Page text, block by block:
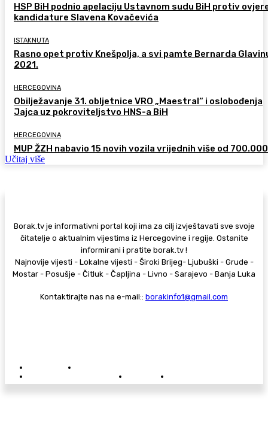
HSP BiH podnio apelaciju Ustavnom sudu BiH protiv
kandidature Slavena Kovačevića
ISTAKNUTA
Rasno opet protiv Knešpolja, a svi pamte Bernarda
2021.
HERCEGOVINA
Obilježavanje 31. obljetnice VRO „Maestral“ i oslobođenja
Jajca uz pokroviteljstvo HNS-a BiH
HERCEGOVINA
MUP ŽZH nabavio 15 novih vozila vrijednih više od 700.000
Učitaj više
Borak.tv je informativni portal koji ima za cilj izvještavati sve svoje
čitatelje o aktualnim vijestima iz Hercegovine i regije. Ostanite
informirani i pratite borak.tv !
Najnovije vijesti - Lokalne vijesti - Široki Brijeg- Ljubuški - Grude -
Mostar - Posušje - Čitluk - Čapljina - Livno - Sarajevo - Banja Luka
Kontaktirajte nas na e-mail:: borakinfo1@gmail.com